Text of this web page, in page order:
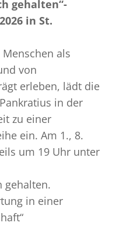
gehalten“-
in St.
als
von
erleben, lädt die
in der
zu einer
ein. Am 1., 8.
um 19 Uhr unter
gehalten.
in einer